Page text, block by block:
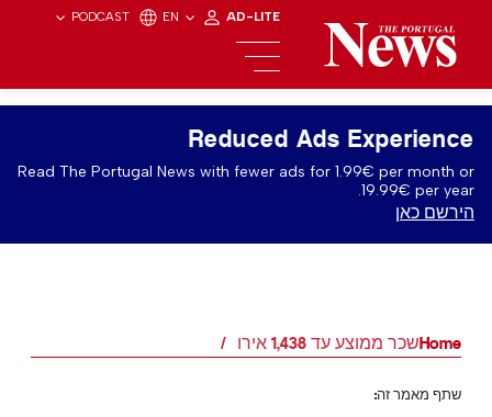
PODCAST EN AD-LITE
Reduced Ads Experience
Read The Portugal News with fewer ads for 1.99€ per month or
19.99€ per year.
הירשם כאן
Homeשכר ממוצע עד 1,438 אירו
שתף מאמר זה: